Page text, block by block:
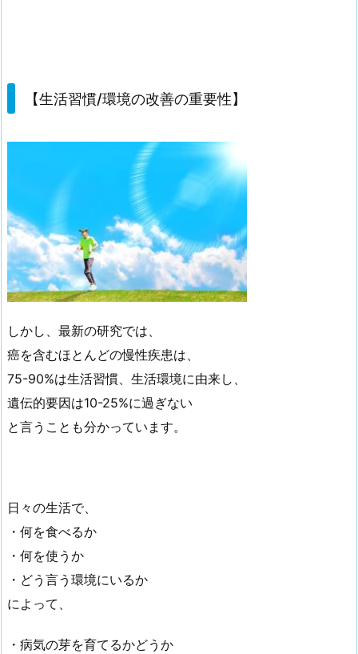
【生活習慣/環境の改善の重要性】
しかし、最新の研究では、
癌を含むほとんどの慢性疾患は、
75-90%は生活習慣、生活環境に由来し、
遺伝的要因は10-25%に過ぎない
と言うことも分かっています。
日々の生活で、
・何を食べるか
・何を使うか
・どう言う環境にいるか
によって、
・病気の芽を育てるかどうか